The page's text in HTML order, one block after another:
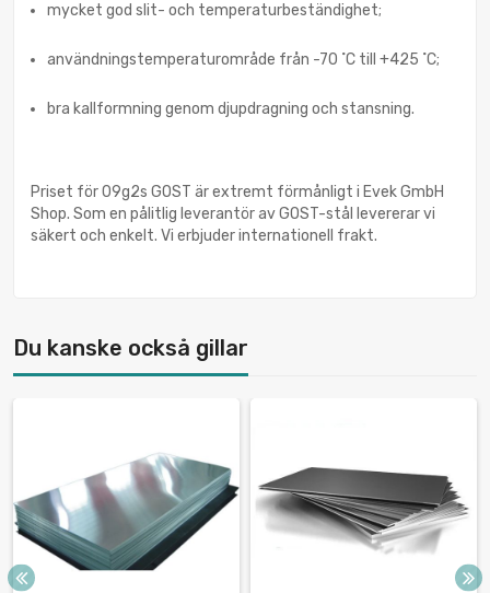
mycket god slit- och temperaturbeständighet;
användningstemperaturområde från -70 ˚С till +425 ˚С;
bra kallformning genom djupdragning och stansning.
Priset för 09g2s GOST är extremt förmånligt i Evek GmbH
Shop. Som en pålitlig leverantör av GOST-stål levererar vi
säkert och enkelt. Vi erbjuder internationell frakt.
Du kanske också gillar